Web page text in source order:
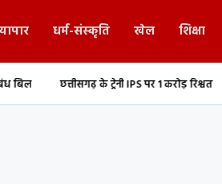
धर्म-संस्कृति खेल शिक्षा
के ट्रेनी IPS पर 1 करोड़ रिश्वत लेने का आरोप,...